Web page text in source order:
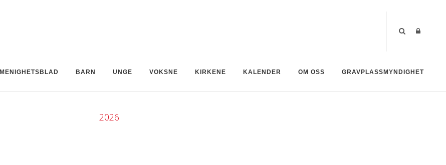
MENIGHETSBLAD BARN UNGE VOKSNE KIRKENE KALENDER OM OSS GRAVPLASSMYNDIGHET
2026